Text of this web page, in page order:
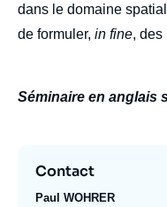
dans le domaine
de formuler, in fine, des
Séminaire en anglais
Contact
Paul WOHRER